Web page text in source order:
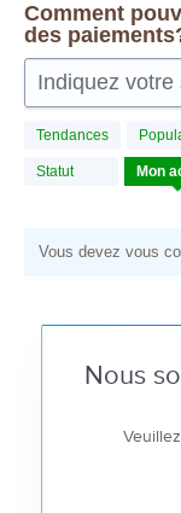
Comment
des
Indiquez votre
Tendances
Statut Mon
Vous devez vous
Nous